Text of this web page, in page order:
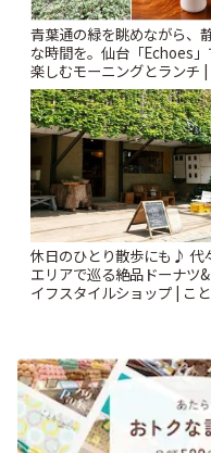
青葉通の緑を眺めながら、
な時間を。仙台「Echoes
楽しむモーニングとランチ |
とりっぷ
休日のひとり散歩にも♪ 代
エリアで巡る絶品ドーナツ
イフスタイルショップ | こ